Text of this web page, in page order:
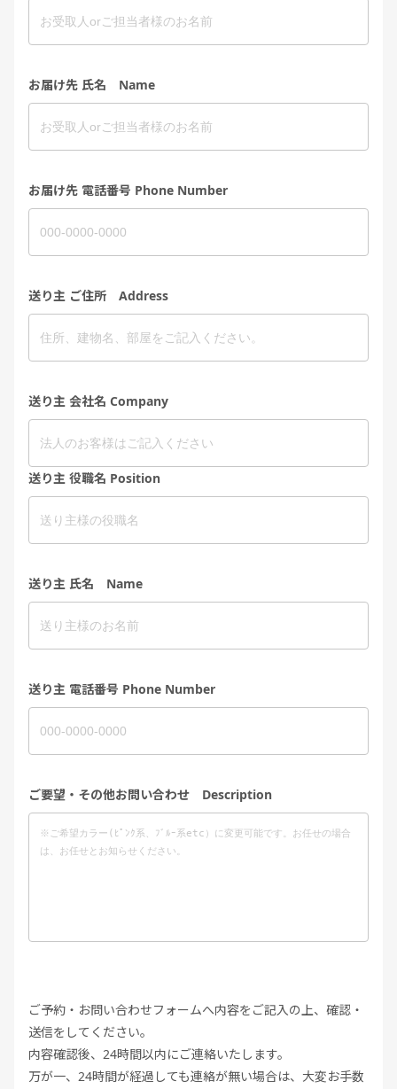
お届け先 氏名 Name
お届け先 電話番号 Phone Number
送り主 ご住所 Address
送り主 会社名 Company
送り主 役職名 Position
送り主 氏名 Name
送り主 電話番号 Phone Number
ご要望・その他お問い合わせ Description
ご予約・お問い合わせフォームへ内容をご記入の上、確認・
送信をしてください。
内容確認後、24時間以内にご連絡いたします。
万が一、24時間が経過しても連絡が無い場合は、大変お手数